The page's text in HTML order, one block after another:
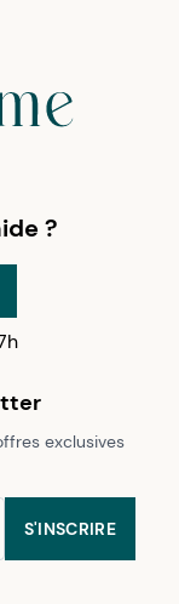
?
exclusives
S'INSCRIRE